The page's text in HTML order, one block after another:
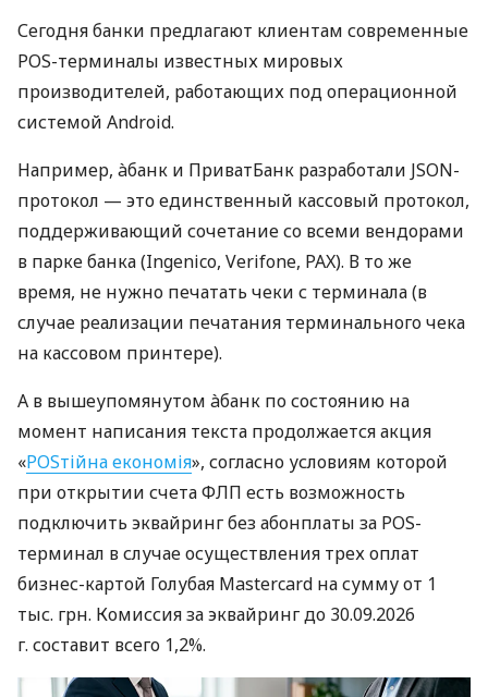
Сегодня банки предлагают клиентам современные
POS-терминалы известных мировых
производителей, работающих под операционной
системой Android.
Например, àбанк и ПриватБанк разработали JSON-
протокол — это единственный кассовый протокол,
поддерживающий сочетание со всеми вендорами
в парке банка (Ingenico, Verifone, PAX). В то же
время, не нужно печатать чеки с терминала (в
случае реализации печатания терминального чека
на кассовом принтере).
А в вышеупомянутом àбанк по состоянию на
момент написания текста продолжается акция
«POSтійна економія», согласно условиям которой
при открытии счета ФЛП есть возможность
подключить эквайринг без абонплаты за POS-
терминал в случае осуществления трех оплат
бизнес-картой Голубая Mastercard на сумму от 1
тыс. грн. Комиссия за эквайринг до 30.09.2026
г. составит всего 1,2%.